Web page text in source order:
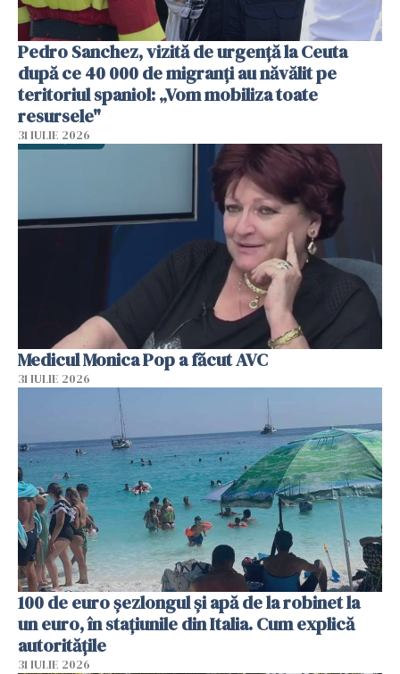
Pedro Sanchez, vizită de urgență la Ceuta
după ce 40 000 de migranți au năvălit pe
teritoriul spaniol: „Vom mobiliza toate
resursele"
31 IULIE 2026
Medicul Monica Pop a făcut AVC
31 IULIE 2026
100 de euro șezlongul și apă de la robinet la
un euro, în stațiunile din Italia. Cum explică
autoritățile
31 IULIE 2026